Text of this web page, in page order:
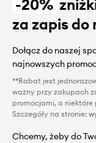
-20%
za zapis
Dołącz do naszej
najnowszych
**Rabat jest
ważny przy zakupach
promocjami, a
Szczegóły na stronie:
Chcemy, żeby do